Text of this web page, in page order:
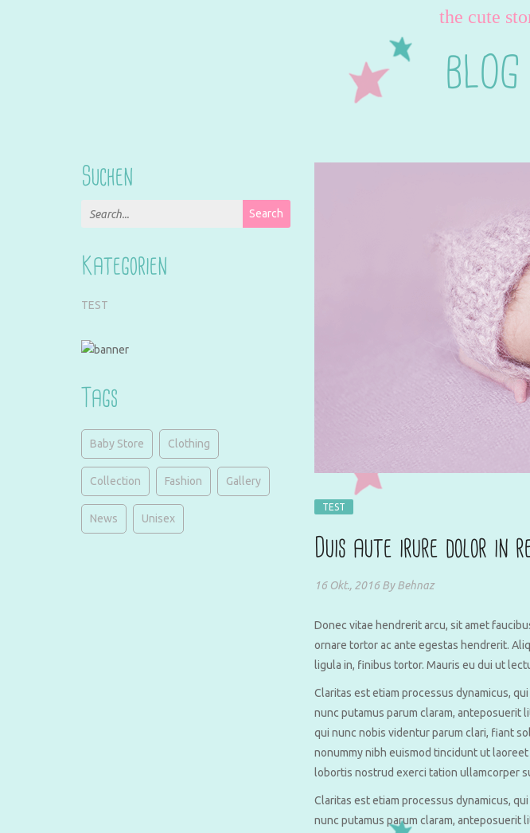
the cute
Suchen
Search for: Search
Kategorien
TEST
Tags
Baby Store Clothing
Collection Fashion Gallery
News Unisex
TEST
Duis aute irure dolor in
16 Okt., 2016 ByBehnaz
Donec vitae hendrerit arcu, sit amet
ornare tortor ac ante egestas hendrerit.
ligula in, finibus tortor. Mauris eu dui ut
Claritas est etiam processus dynamicus,
nunc putamus parum claram, anteposuerit
qui nunc nobis videntur parum clari, fiant
nonummy nibh euismod tincidunt ut
lobortis nostrud exerci tation ullamcorper
Claritas est etiam processus dynamicus,
nunc putamus parum claram, anteposuerit